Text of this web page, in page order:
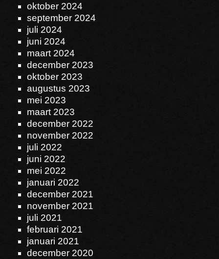
oktober 2024
september 2024
juli 2024
juni 2024
maart 2024
december 2023
oktober 2023
augustus 2023
mei 2023
maart 2023
december 2022
november 2022
juli 2022
juni 2022
mei 2022
januari 2022
december 2021
november 2021
juli 2021
februari 2021
januari 2021
december 2020